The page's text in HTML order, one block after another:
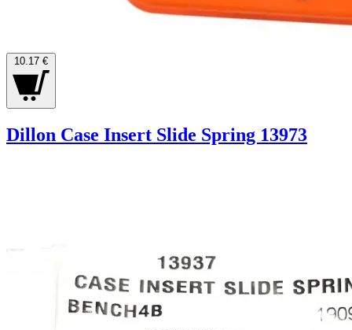
10.17 €
Dillon Case Insert Slide Spring 13973